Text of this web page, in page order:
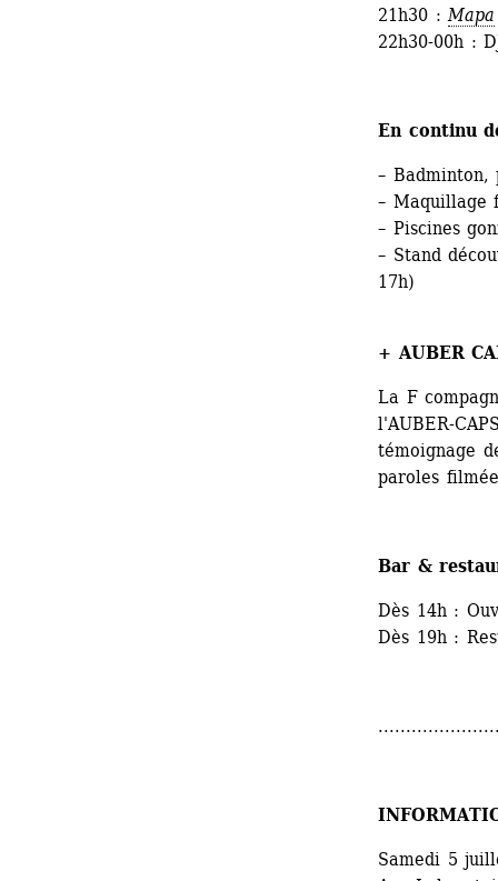
21h30 : Mapa
22h30-00h :
En continu
– Badminton,
– Maquillage
– Piscines
– Stand
17h)
+ AUBER
La F
l'AUBER-
témoignage
paroles
Bar &
Dès 14h :
Dès 19h :
Samedi 5